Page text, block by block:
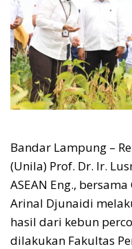
Bandar Lampung –
(Unila) Prof. Dr. Ir.
ASEAN Eng.,
Arinal Djunaidi
hasil dari kebun
dilakukan Fakultas